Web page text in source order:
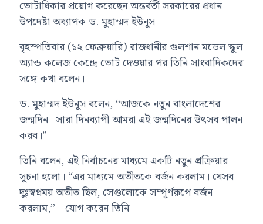
ভোটাধিকার প্রয়োগ করেছেন অন্তর্বর্তী সরকারের প্রধান
উপদেষ্টা অধ্যাপক ড. মুহাম্মদ ইউনূস।
বৃহস্পতিবার (১২ ফেব্রুয়ারি) রাজধানীর গুলশান মডেল স্কুল
অ্যান্ড কলেজ কেন্দ্রে ভোট দেওয়ার পর তিনি সাংবাদিকদের
সঙ্গে কথা বলেন।
ড. মুহাম্মদ ইউনূস বলেন, “আজকে নতুন বাংলাদেশের
জন্মদিন। সারা দিনব্যাপী আমরা এই জন্মদিনের উৎসব পালন
করব।”
তিনি বলেন, এই নির্বাচনের মাধ্যমে একটি নতুন প্রক্রিয়ার
সূচনা হলো। “এর মাধ্যমে অতীতকে বর্জন করলাম। যেসব
দুঃস্বপ্নময় অতীত ছিল, সেগুলোকে সম্পূর্ণরূপে বর্জন
করলাম,” - যোগ করেন তিনি।